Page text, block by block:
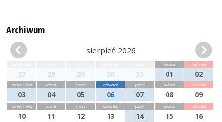
Archiwum
sierpień 2026
27 28 29 30 31
sobota
01
niedziela
02
poniedziałek
03
wtorek
04
środa
05
czwartek
06
piątek
07
sobota
08
niedziela
09
poniedziałek
10
wtorek
11
środa
12
czwartek
13
piątek
14
sobota
15
niedziela
16